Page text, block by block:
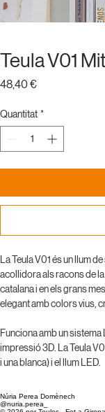
Teula V01
48,40 €Price
Quantitat *
La Teula V01 és un llum
acollidora als racons de
catalana i en els grans
elegant amb colors vius,
Funciona amb un
impressió 3D. La Teula
i una blanca) i el llum LED.
Núria Perea Domènech
@nuria.perea_